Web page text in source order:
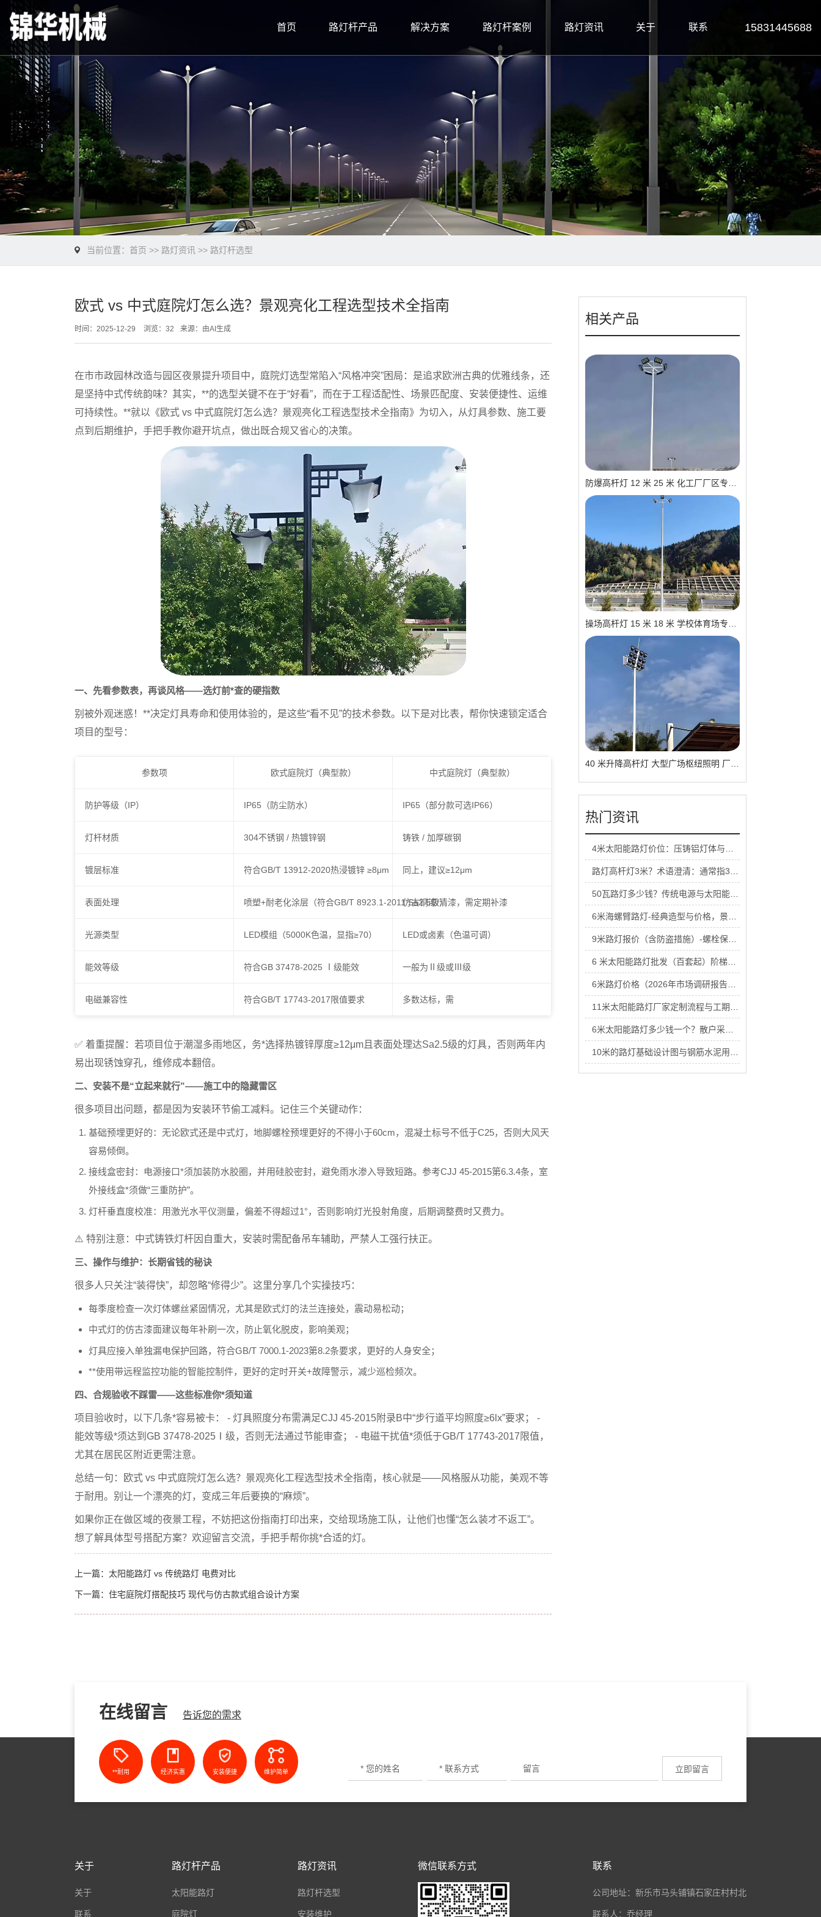
首页 路灯杆产品 解决方案 路灯杆案例 路灯资讯 关于 联系 15831445688
当前位置： 首页 >> 路灯资讯 >> 路灯杆选型
欧式 vs 中式庭院灯怎么选？景观亮化工程选型技术全指南
时间：2025-12-29 浏览：32 来源：由AI生成
在市市政园林改造与园区夜景提升项目中，庭院灯选型常陷入“风格冲突”困局：是追求欧洲古典的优雅线条，还
是坚持中式传统韵味？其实，**的选型关键不在于“好看”，而在于工程适配性、场景匹配度、安装便捷性、运维
可持续性。**就以《欧式 vs 中式庭院灯怎么选？景观亮化工程选型技术全指南》为切入，从灯具参数、施工要
点到后期维护，手把手教你避开坑点，做出既合规又省心的决策。
一、先看参数表，再谈风格——选灯前*查的硬指数
别被外观迷惑！**决定灯具寿命和使用体验的，是这些“看不见”的技术参数。以下是对比表，帮你快速锁定适合
项目的型号：
参数项 欧式庭院灯（典型款） 中式庭院灯（典型款）
防护等级（IP） IP65（防尘防水） IP65（部分款可选IP66）
灯杆材质 304不锈钢 / 热镀锌钢 铸铁 / 加厚碳钢
镀层标准 符合GB/T 13912-2020热浸镀锌 ≥8μm 同上，建议≥12μm
表面处理 喷塑+耐老化涂层（符合GB/T 8923.1-2011 Sa2.5级）仿古铜漆/清漆，需定期补漆
光源类型 LED模组（5000K色温，显指≥70） LED或卤素（色温可调）
能效等级 符合GB 37478-2025 Ⅰ级能效 一般为Ⅱ级或Ⅲ级
电磁兼容性 符合GB/T 17743-2017限值要求 多数达标，需
✅ 着重提醒 ：若项目位于潮湿多雨地区，务*选择热镀锌厚度≥12μm 且表面处理达Sa2.5级的灯具，否则两年内
易出现锈蚀穿孔，维修成本翻倍。
二、安装不是“立起来就行”——施工中的隐藏雷区
很多项目出问题，都是因为安装环节偷工减料。记住三个关键动作：
基础预埋更好的：无论欧式还是中式灯，地脚螺栓预埋更好的不得小于60cm，混凝土标号不低于C25，否则大风天
容易倾倒。
接线盒密封：电源接口*须加装防水胶圈，并用硅胶密封，避免雨水渗入导致短路。参考CJJ 45-2015第6.3.4条，室
外接线盒*须做“三重防护”。
灯杆垂直度校准：用激光水平仪测量，偏差不得超过1°，否则影响灯光投射角度，后期调整费时又费力。
⚠️ 特别注意：中式铸铁灯杆因自重大，安装时需配备吊车辅助，严禁人工强行扶正。
三、操作与维护：长期省钱的秘诀
很多人只关注“装得快”，却忽略“修得少”。这里分享几个实操技巧：
每季度检查一次灯体螺丝紧固情况，尤其是欧式灯的法兰连接处，震动易松动；
中式灯的仿古漆面建议每年补刷一次，防止氧化脱皮，影响美观；
灯具应接入单独漏电保护回路，符合GB/T 7000.1-2023第8.2条要求，更好的人身安全；
**使用带远程监控功能的智能控制件，更好的定时开关+故障警示，减少巡检频次。
四、合规验收不踩雷——这些标准你*须知道
项目验收时，以下几条*容易被卡： - 灯具照度分布需满足CJJ 45-2015附录B中“步行道平均照度≥6lx”要求； -
能效等级*须达到 GB 37478-2025 Ⅰ级，否则无法通过节能审查； - 电磁干扰值*须低于GB/T 17743-2017 限值，
尤其在居民区附近更需注意。
总结一句：欧式 vs 中式庭院灯怎么选？景观亮化工程选型技术全指南 ，核心就是——风格服从功能，美观不等
于耐用。别让一个漂亮的灯，变成三年后要换的“麻烦”。
如果你正在做区域的夜景工程，不妨把这份指南打印出来，交给现场施工队，让他们也懂“怎么装才不返工”。
想了解具体型号搭配方案？欢迎留言交流，手把手帮你挑*合适的灯。
上一篇： 太阳能路灯 vs 传统路灯 电费对比
下一篇： 住宅庭院灯搭配技巧 现代与仿古款式组合设计方案
相关产品
40 米升降高杆灯 大型广场枢纽照明 厂家直供 品质可靠
热门资讯
4米太阳能路灯价位：压铸铝灯体与塑料灯体价格区别
路灯高杆灯3米？术语澄清：通常指3米以上杆体组合
50瓦路灯多少钱？传统电源与太阳能供电两种方案
6米海螺臂路灯-经典造型与价格，景观化道路适用
9米路灯报价（含防盗措施）-螺栓保护与箱体锁具
6 米太阳能路灯批发（百套起）阶梯价格表
6米路灯价格（2026年市场调研报告）-月度更新
11米太阳能路灯厂家定制流程与工期确认
6米太阳能路灯多少钱一个？散户采购与工程采购价差
10米的路灯基础设计图与钢筋水泥用量核算
在线留言 告诉您的需求
**耐用 经济实惠 安装便捷 维护简单
关于
关于
联系
路灯杆产品
太阳能路灯
庭院灯
路灯资讯
路灯杆选型
安装维护
微信联系方式 联系
公司地址：新乐市马头铺镇石家庄村村北
联系人：乔经理